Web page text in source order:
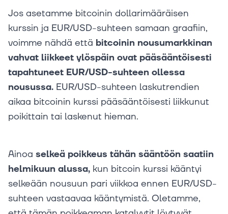
Jos asetamme bitcoinin dollarimääräisen
kurssin ja EUR/USD-suhteen samaan graafiin,
voimme nähdä että bitcoinin nousumarkkinan
vahvat liikkeet ylöspäin ovat pääsääntöisesti
tapahtuneet EUR/USD-suhteen ollessa
nousussa. EUR/USD-suhteen laskutrendien
aikaa bitcoinin kurssi pääsääntöisesti liikkunut
poikittain tai laskenut hieman.
Ainoa selkeä poikkeus tähän sääntöön saatiin
helmikuun alussa, kun bitcoin kurssi kääntyi
selkeään nousuun pari viikkoa ennen EUR/USD-
suhteen vastaavaa kääntymistä. Oletamme,